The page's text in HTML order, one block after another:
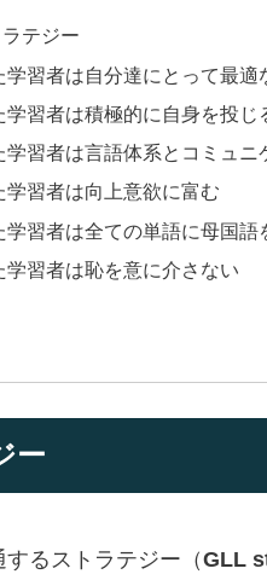
テジー
学習者は自分達にとって最適
学習者は積極的に自身を投じ
学習者は言語体系とコミュ
学習者は向上意欲に富む
学習者は全ての単語に母国語
学習者は恥を意に介さない
ー
るストラテジー（GLL